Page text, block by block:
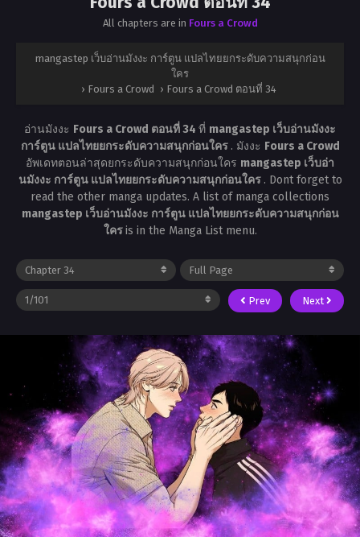
All chapters are in Fours a Crowd
mangastep เว็บอ่านมังงะ การ์ตูน แปลไทยยกระดับความสนุกก่อน
ใคร
› Fours a Crowd › Fours a Crowd ตอนที่ 34
อ่านมังงะ Fours a Crowd ตอนที่ 34 ที่ mangastep เว็บอ่านมังงะ
การ์ตูน แปลไทยยกระดับความสนุกก่อนใคร . มังงะ Fours a Crowd
อัพเดทตอนล่าสุดยกระดับความสนุกก่อนใคร mangastep เว็บอ่า
นมังงะ การ์ตูน แปลไทยยกระดับความสนุกก่อนใคร . Dont forget to
read the other manga updates. A list of manga collections
mangastep เว็บอ่านมังงะ การ์ตูน แปลไทยยกระดับความสนุกก่อน
ใครis in the Manga List menu.
Prev Next